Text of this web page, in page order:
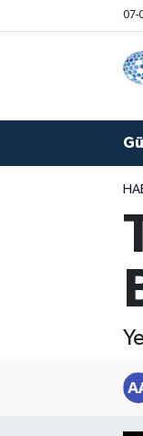
07-
Hava
Son Dakika
Haber Arşivi